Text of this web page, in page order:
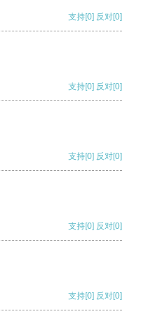
支持[0] 反对[0]
支持[0] 反对[0]
支持[0] 反对[0]
支持[0] 反对[0]
支持[0] 反对[0]